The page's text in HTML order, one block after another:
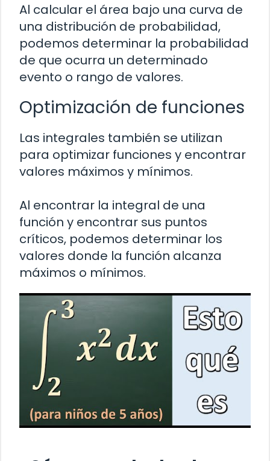
Al calcular el área bajo una curva de
una distribución de probabilidad,
podemos determinar la probabilidad
de que ocurra un determinado
evento o rango de valores.
Optimización de funciones
Las integrales también se utilizan
para optimizar funciones y encontrar
valores máximos y mínimos.
Al encontrar la integral de una
función y encontrar sus puntos
críticos, podemos determinar los
valores donde la función alcanza
máximos o mínimos.